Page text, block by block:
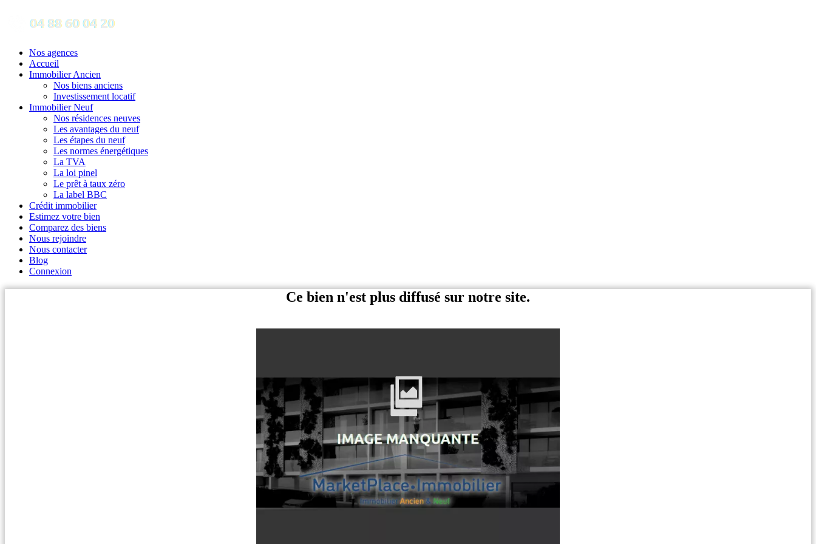
Nos agences
Accueil
Immobilier Ancien
Nos biens anciens
Investissement locatif
Immobilier Neuf
Nos résidences neuves
Les avantages du neuf
Les étapes du neuf
Les normes énergétiques
La TVA
La loi pinel
Le prêt à taux zéro
La label BBC
Crédit immobilier
Estimez votre bien
Comparez des biens
Nous rejoindre
Nous contacter
Blog
Connexion
Ce bien n'est plus diffusé sur notre site.